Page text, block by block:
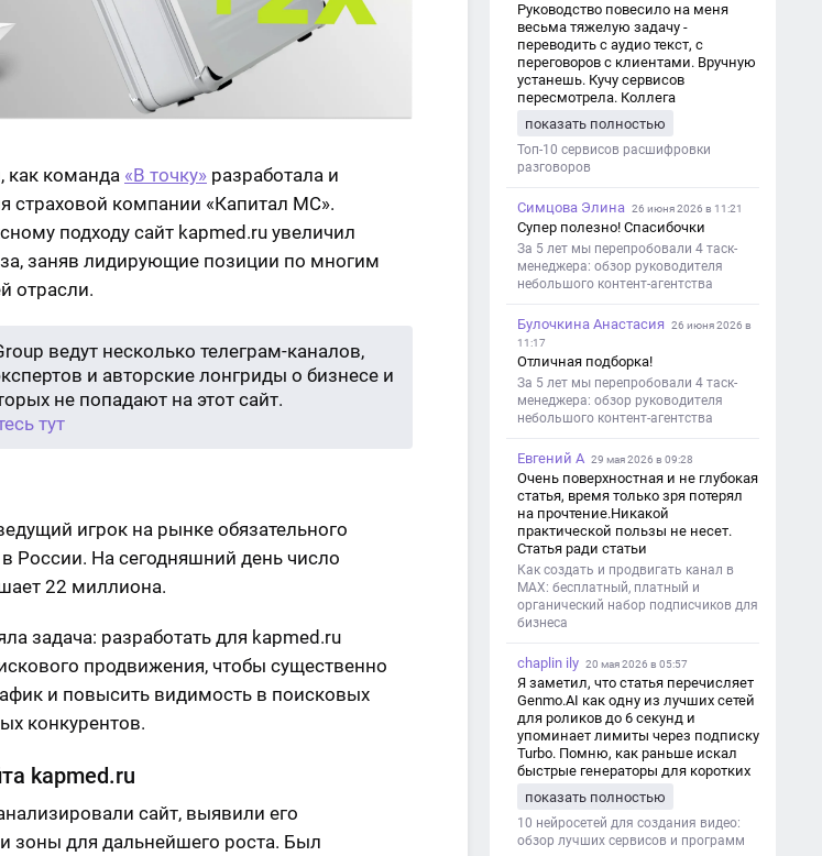
как команда «В точку» разработала и
страховой компании «Капитал МС».
подходу сайт kapmed.ru увеличил
заняв лидирующие позиции по многим
отрасли.
ведут несколько телеграм-каналов,
и авторские лонгриды о бизнесе и
не попадают на этот сайт.
тут
игрок на рынке обязательного
России. На сегодняшний день число
22 миллиона.
задача: разработать для kapmed.ru
продвижения, чтобы существенно
и повысить видимость в поисковых
конкурентов.
kapmed.ru
сайт, выявили его
зоны для дальнейшего роста. Был
Руководство повесило на меня
весьма тяжелую задачу -
переводить с аудио текст, с
переговоров с клиентами. Вручную
устанешь. Кучу сервисов
пересмотрела. Коллега
хорошо переводит. Мало
редактировать по итогу. Советую.
показать полностью
Топ-10 сервисов расшифровки
разговоров
Симцова Элина 26 июня 2026 в 11:21
Супер полезно! Спасибочки
За 5 лет мы перепробовали 4 таск-
менеджера: обзор руководителя
небольшого контент-агентства
Булочкина Анастасия
26 июня 2026 в
11:17
Отличная подборка!
За 5 лет мы перепробовали 4 таск-
менеджера: обзор руководителя
небольшого контент-агентства
Евгений А 29 мая 2026 в 09:28
Очень поверхностная и не глубокая
статья, время только зря потерял
на прочтение.Никакой
практической пользы не несет.
Статья ради статьи
Как создать и продвигать канал в
MAX: бесплатный, платный и
органический набор подписчиков для
бизнеса
chaplin ily 20 мая 2026 в 05:57
Я заметил, что статья перечисляет
Genmo.AI как одну из лучших сетей
для роликов до 6 секунд и
упоминает лимиты через подписку
Turbo. Помню, как раньше искал
быстрые генераторы для коротких
такой обзор именно с акцентом на
ограничения и подпись. Image V2
показать полностью
10 нейросетей для создания видео:
обзор лучших сервисов и программ